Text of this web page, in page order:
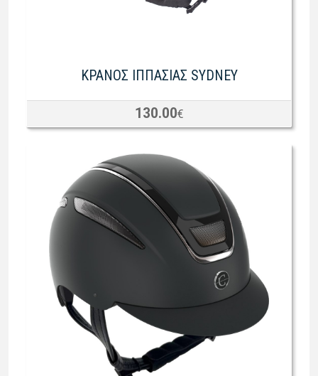
ΚΡΑΝΟΣ ΙΠΠΑΣΙΑΣ SYDNEY
130.00€